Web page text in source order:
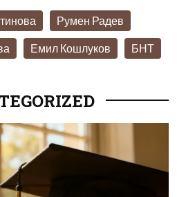
Румен Радев
Емил Кошлуков БНТ